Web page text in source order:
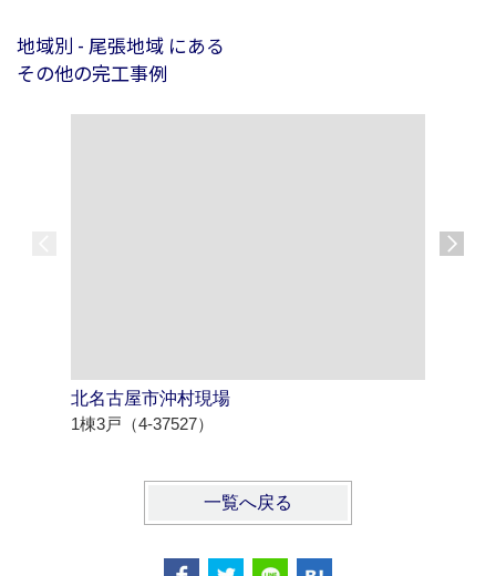
地域別 - 尾張地域 にある
その他の完工事例
北名古屋市沖村現場
1棟3戸（4-37527）
一覧へ戻る